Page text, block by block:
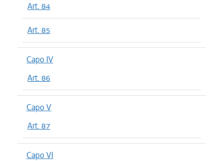
Art. 84
Art. 85
Capo IV
Art. 86
Capo V
Art. 87
Capo VI